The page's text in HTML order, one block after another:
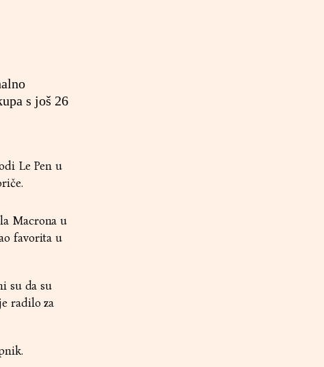
s još 26
Le Pen u
Macrona u
favorita u
su da su
radilo za